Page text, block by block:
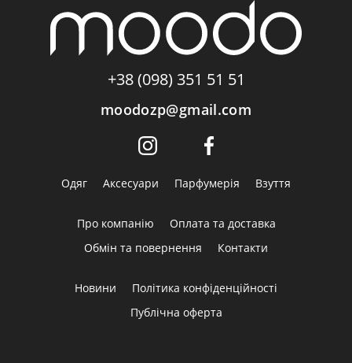
+38 (098) 351 51 51
moodozp@gmail.com
Одяг Аксесуари Парфумерія Взуття
Про компанію
Оплата та доставка
Обмін та повернення
Контакти
Новини
Політика конфіденційності
Публічна оферта